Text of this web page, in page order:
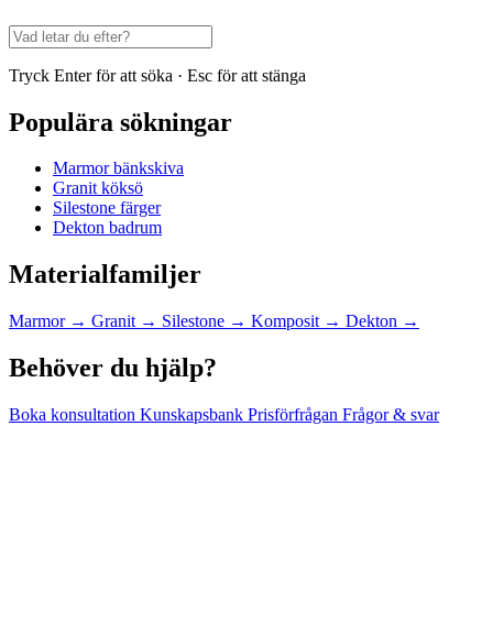
Tryck Enter för att söka · Esc för att stänga
Populära sökningar
Marmor bänkskiva
Granit köksö
Silestone färger
Dekton badrum
Materialfamiljer
Marmor → Granit → Silestone → Komposit → Dekton →
Behöver du hjälp?
Boka konsultation Kunskapsbank Prisförfrågan Frågor & svar